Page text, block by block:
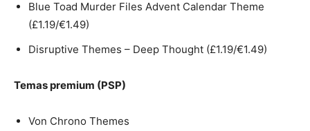
Blue Toad Murder Files Advent Calendar Theme
(£1.19/€1.49)
Disruptive Themes – Deep Thought (£1.19/€1.49)
Temas premium (PSP)
Von Chrono Themes